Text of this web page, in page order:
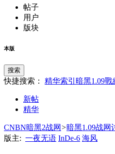
帖子
用户
版块
本版
搜索
快捷搜索： 精华索引 暗黑1.09
新帖
精华
CNBN暗黑2战网 >暗黑1.09战网
版主: 一夜无语 InDe-6 海风